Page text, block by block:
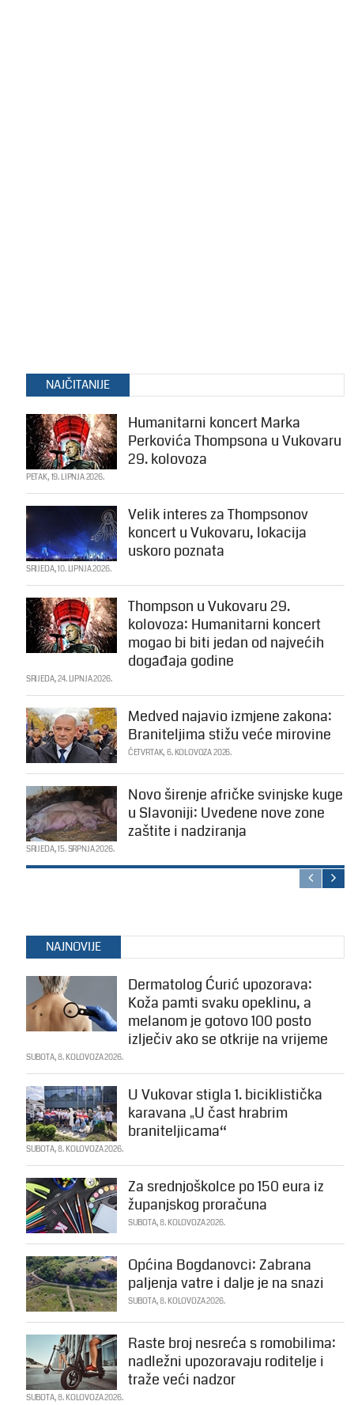
NAJČITANIJE
Humanitarni koncert Marka
Perkovića Thompsona u Vukovaru
29. kolovoza
PETAK, 19. LIPNJA 2026.
Velik interes za Thompsonov
koncert u Vukovaru, lokacija
uskoro poznata
SRIJEDA, 10. LIPNJA 2026.
Thompson u Vukovaru 29.
kolovoza: Humanitarni koncert
mogao bi biti jedan od najvećih
događaja godine
SRIJEDA, 24. LIPNJA 2026.
Medved najavio izmjene zakona:
Braniteljima stižu veće mirovine
ČETVRTAK, 6. KOLOVOZA 2026.
Novo širenje afričke svinjske kuge
u Slavoniji: Uvedene nove zone
zaštite i nadziranja
SRIJEDA, 15. SRPNJA 2026.
NAJNOVIJE
Dermatolog Ćurić upozorava:
Koža pamti svaku opeklinu, a
melanom je gotovo 100 posto
izlječiv ako se otkrije na vrijeme
SUBOTA, 8. KOLOVOZA 2026.
U Vukovar stigla 1. biciklistička
karavana „U čast hrabrim
braniteljicama“
SUBOTA, 8. KOLOVOZA 2026.
Za srednjoškolce po 150 eura iz
županjskog proračuna
SUBOTA, 8. KOLOVOZA 2026.
Općina Bogdanovci: Zabrana
paljenja vatre i dalje je na snazi
SUBOTA, 8. KOLOVOZA 2026.
Raste broj nesreća s romobilima:
nadležni upozoravaju roditelje i
traže veći nadzor
SUBOTA, 8. KOLOVOZA 2026.